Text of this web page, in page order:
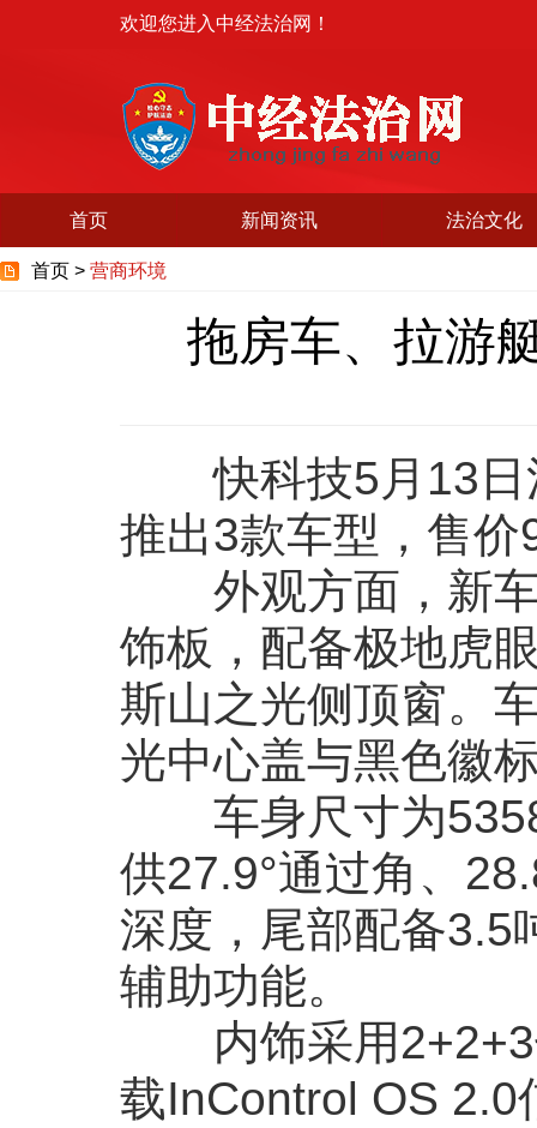
欢迎您进入中经法治网！
首页 新闻资讯 法治文化
首页 > 营商环境
拖房车、拉游
快科技5月13日
推出3款车型，售
外观方面，新车
饰板，配备极地虎
斯山之光侧顶窗。
光中心盖与黑色徽
车身尺寸为
供27.9°通过角、
深度，尾部配备3.5
辅助功能。
内饰采用2+2+3
载InControl OS 2.0